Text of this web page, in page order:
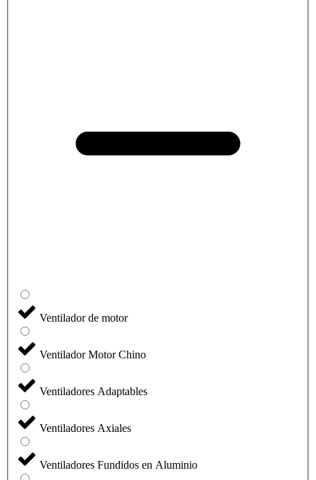
Ventilador de motor
Ventilador Motor Chino
Ventiladores Adaptables
Ventiladores Axiales
Ventiladores Fundidos en Aluminio